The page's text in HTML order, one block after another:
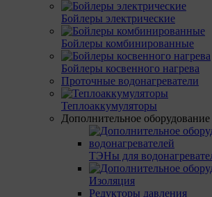
Бойлеры электрические
Бойлеры комбинированные
Бойлеры косвенного нагрева
Проточные водонагреватели
Теплоаккумуляторы
Дополнительное оборудование
ТЭНы для
Изоляция
Редукторы давления